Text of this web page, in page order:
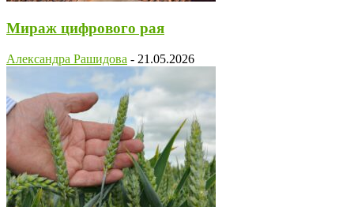
Мираж цифрового рая
Александра Рашидова - 21.05.2026